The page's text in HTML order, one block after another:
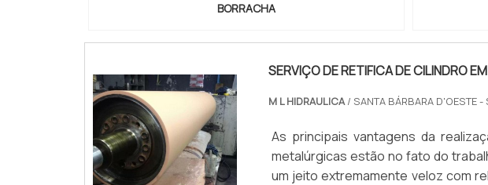
BORRACHA
SERVIÇO DE RETIFICA DE CILINDRO
M L HIDRAULICA/ SANTA BÁRBARA D'OESTE -
As principais vantagens da
metalúrgicas estão no fato do
um jeito extremamente veloz com